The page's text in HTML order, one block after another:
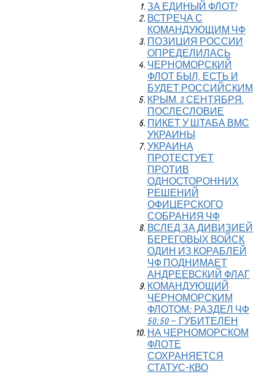
ЗА ЕДИНЫЙ ФЛОТ!
ВСТРЕЧА С
КОМАНДУЮЩИМ ЧФ
ПОЗИЦИЯ РОССИИ
ОПРЕДЕЛИЛАСЬ
ЧЕРНОМОРСКИЙ
ФЛОТ БЫЛ, ЕСТЬ И
БУДЕТ РОССИЙСКИМ
КРЫМ. 3 СЕНТЯБРЯ.
ПОСЛЕСЛОВИЕ
ПИКЕТ У ШТАБА ВМС
УКРАИНЫ
УКРАИНА
ПРОТЕСТУЕТ
ПРОТИВ
ОДНОСТОРОННИХ
РЕШЕНИЙ
ОФИЦЕРСКОГО
СОБРАНИЯ ЧФ
ВСЛЕД ЗА ДИВИЗИЕЙ
БЕРЕГОВЫХ ВОЙСК
ОДИН ИЗ КОРАБЛЕЙ
ЧФ ПОДНИМАЕТ
АНДРЕЕВСКИЙ ФЛАГ
КОМАНДУЮЩИЙ
ЧЕРНОМОРСКИМ
ФЛОТОМ: РАЗДЕЛ ЧФ
50:50 – ГУБИТЕЛЕН
НА ЧЕРНОМОРСКОМ
ФЛОТЕ
СОХРАНЯЕТСЯ
СТАТУС-КВО